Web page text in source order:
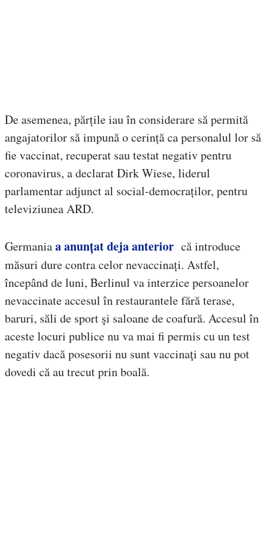
De asemenea, părțile iau în considerare să permită
angajatorilor să impună o cerință ca personalul lor să
fie vaccinat, recuperat sau testat negativ pentru
coronavirus, a declarat Dirk Wiese, liderul
parlamentar adjunct al social-democraților, pentru
televiziunea ARD.
Germaniaa anunțat deja anterior că introduce
măsuri dure contra celor nevaccinați. Astfel,
începând de luni, Berlinul va interzice persoanelor
nevaccinate accesul în restaurantele fără terase,
baruri, săli de sport şi saloane de coafură. Accesul în
aceste locuri publice nu va mai fi permis cu un test
negativ dacă posesorii nu sunt vaccinaţi sau nu pot
dovedi că au trecut prin boală.